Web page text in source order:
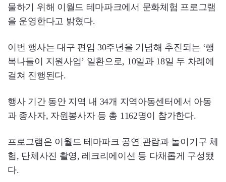
물하기 위해 이월드 테마파크에서 문화체험 프로그램
을 운영한다고 밝혔다.
이번 행사는 대구 편입 30주년을 기념해 추진되는 ‘행
복나들이 지원사업’ 일환으로, 10일과 18일 두 차례에
걸쳐 진행된다.
행사 기간 동안 지역 내 34개 지역아동센터에서 아동
과 종사자, 자원봉사자 등 총 1162명이 참가한다.
프로그램은 이월드 테마파크 공연 관람과 놀이기구 체
험, 단체사진 촬영, 레크리에이션 등 다채롭게 구성됐
다.